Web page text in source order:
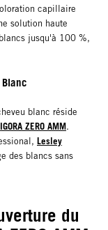
capillaire
solution haute
jusqu'à 100 %,
blanc réside
IGORA ZERO AMM.
Lesley
des blancs sans
du